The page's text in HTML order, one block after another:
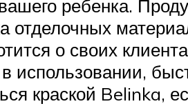
ребенка.
отделочных
о своих
использовании,
краской Belinka,